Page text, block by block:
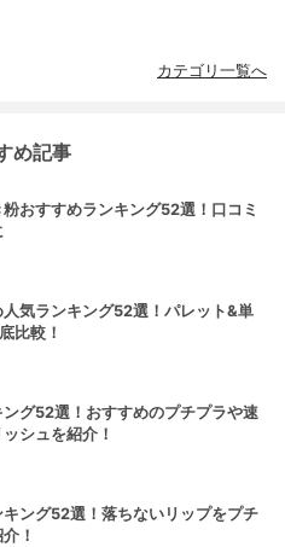
カテゴリ一覧へ
め記事
おすすめランキング52選！口コミ
気ランキング52選！パレット&単
比較！
グ52選！おすすめのプチプラや速
シュを紹介！
ング52選！落ちないリップをプチ
！